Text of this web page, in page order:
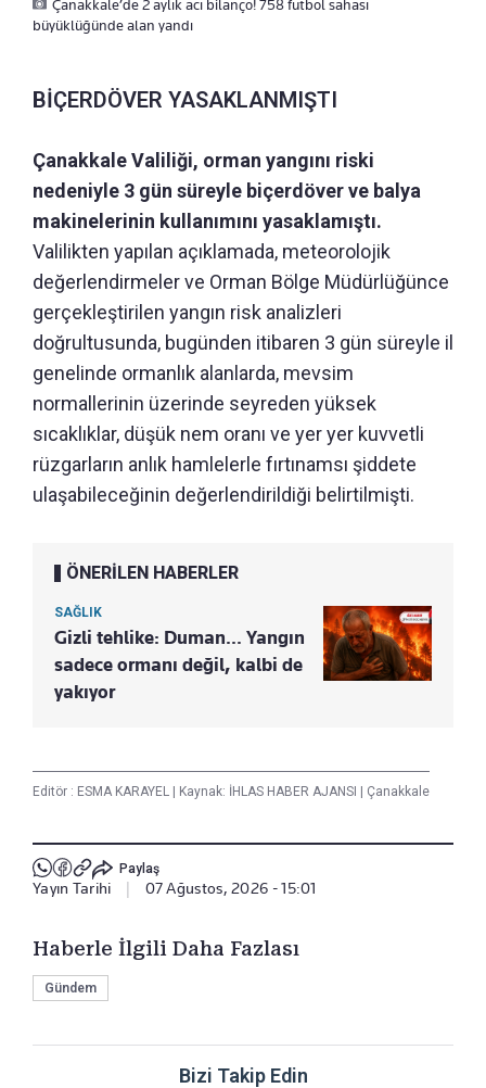
Çanakkale’de 2 aylık acı bilanço! 758 futbol sahası
büyüklüğünde alan yandı
BİÇERDÖVER YASAKLANMIŞTI
Çanakkale Valiliği, orman yangını riski
nedeniyle 3 gün süreyle biçerdöver ve balya
makinelerinin kullanımını yasaklamıştı.
Valilikten yapılan açıklamada, meteorolojik
değerlendirmeler ve Orman Bölge Müdürlüğünce
gerçekleştirilen yangın risk analizleri
doğrultusunda, bugünden itibaren 3 gün süreyle il
genelinde ormanlık alanlarda, mevsim
normallerinin üzerinde seyreden yüksek
sıcaklıklar, düşük nem oranı ve yer yer kuvvetli
rüzgarların anlık hamlelerle fırtınamsı şiddete
ulaşabileceğinin değerlendirildiği belirtilmişti.
ÖNERİLEN HABERLER
SAĞLIK
Gizli tehlike: Duman... Yangın
sadece ormanı değil, kalbi de
yakıyor
Editör : ESMA KARAYEL | Kaynak: İHLAS HABER AJANSI | Çanakkale
Paylaş
Yayın Tarihi | 07 Ağustos, 2026 - 15:01
Haberle İlgili Daha Fazlası
Gündem
Bizi Takip Edin